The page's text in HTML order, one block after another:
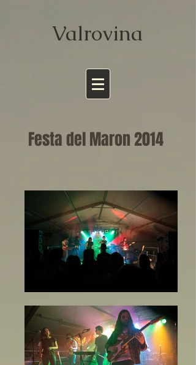
Valrovina
Festa del Maron 2014